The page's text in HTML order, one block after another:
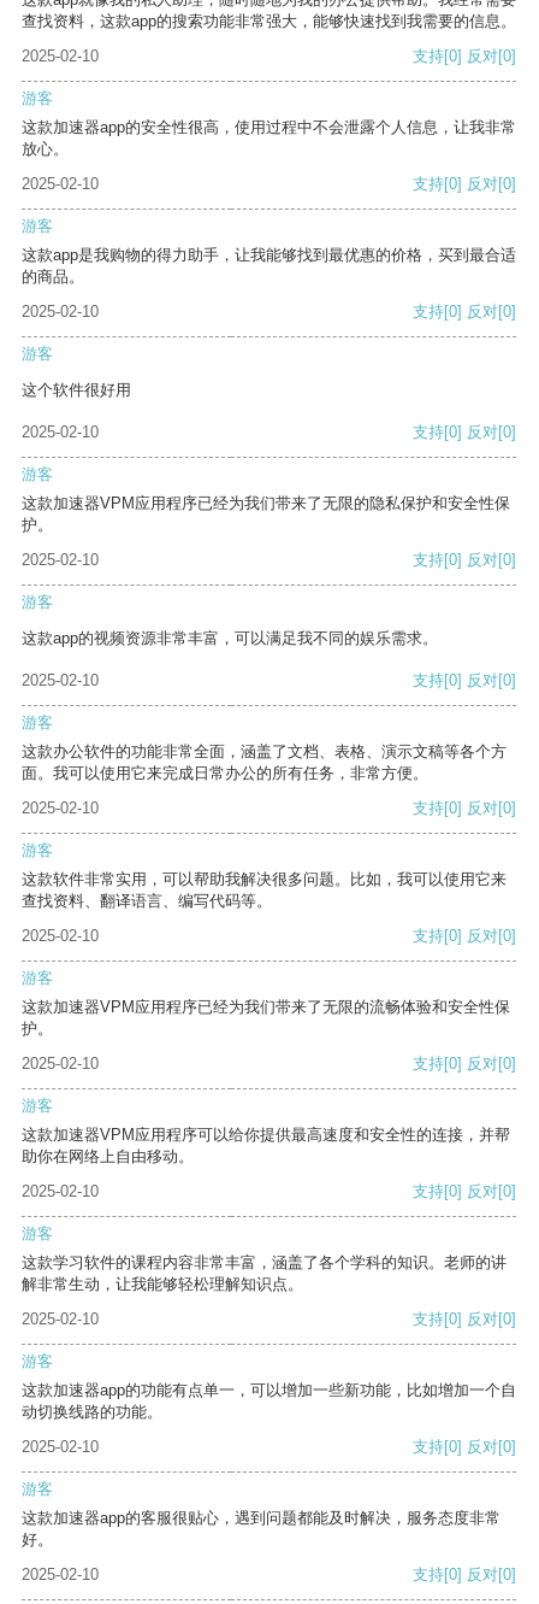
查找资料，这款app的搜索功能非常强大，能够快速找到我需要的信息。
2025-02-10
支持[0] 反对[0]
游客
这款加速器app的安全性很高，使用过程中不会泄露个人信息，让我非常
放心。
2025-02-10
支持[0] 反对[0]
游客
这款app是我购物的得力助手，让我能够找到最优惠的价格，买到最合适
的商品。
2025-02-10
支持[0] 反对[0]
游客
这个软件很好用
2025-02-10 支持[0] 反对[0]
游客
这款加速器VPM应用程序已经为我们带来了无限的隐私保护和安全性保
护。
2025-02-10
支持[0] 反对[0]
游客
这款app的视频资源非常丰富，可以满足我不同的娱乐需求。
2025-02-10 支持[0] 反对[0]
游客
这款办公软件的功能非常全面，涵盖了文档、表格、演示文稿等各个方
面。我可以使用它来完成日常办公的所有任务，非常方便。
2025-02-10
支持[0] 反对[0]
游客
这款软件非常实用，可以帮助我解决很多问题。比如，我可以使用它来
查找资料、翻译语言、编写代码等。
2025-02-10
支持[0] 反对[0]
游客
这款加速器VPM应用程序已经为我们带来了无限的流畅体验和安全性保
护。
2025-02-10
支持[0] 反对[0]
游客
这款加速器VPM应用程序可以给你提供最高速度和安全性的连接，并帮
助你在网络上自由移动。
2025-02-10
支持[0] 反对[0]
游客
这款学习软件的课程内容非常丰富，涵盖了各个学科的知识。老师的讲
解非常生动，让我能够轻松理解知识点。
2025-02-10
支持[0] 反对[0]
游客
这款加速器app的功能有点单一，可以增加一些新功能，比如增加一个自
动切换线路的功能。
2025-02-10
支持[0] 反对[0]
游客
这款加速器app的客服很贴心，遇到问题都能及时解决，服务态度非常
好。
2025-02-10
支持[0] 反对[0]